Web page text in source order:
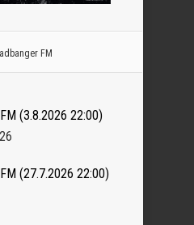
FM
(3.8.2026 22:00)
(27.7.2026 22:00)